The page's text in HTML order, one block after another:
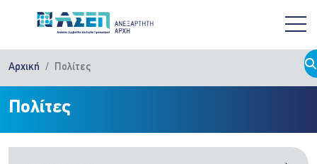
Αρχική Πολίτες
Πολίτες